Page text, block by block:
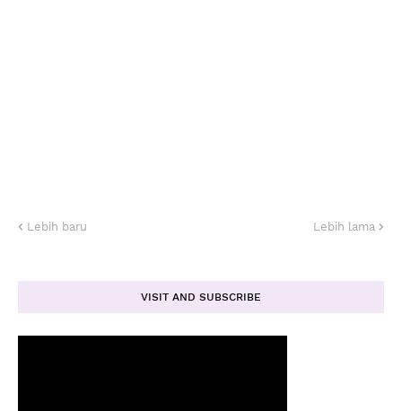
Lebih baru Lebih lama
VISIT AND SUBSCRIBE